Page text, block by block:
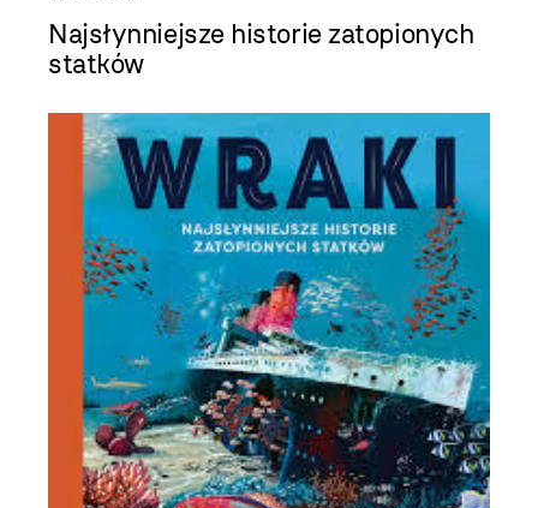
szablon
szczegóły
Najsłynniejsze historie zatopionych
statków